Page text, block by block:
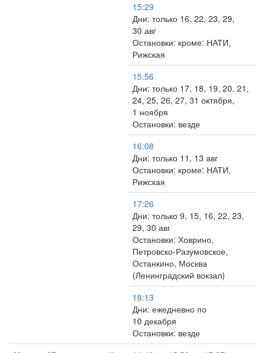
15:29
Дни: только 16, 22, 23, 29,
30 авг
Остановки: кроме: НАТИ,
Рижская
15:56
Дни: только 17, 18, 19, 20, 21,
24, 25, 26, 27, 31 октября,
1 ноября
Остановки: везде
16:08
Дни: только 11, 13 авг
Остановки: кроме: НАТИ,
Рижская
17:26
Дни: только 9, 15, 16, 22, 23,
29, 30 авг
Остановки: Ховрино,
Петровско-Разумовское,
Останкино, Москва
(Ленинградский вокзал)
18:13
Дни: ежедневно по
10 декабря
Остановки: везде